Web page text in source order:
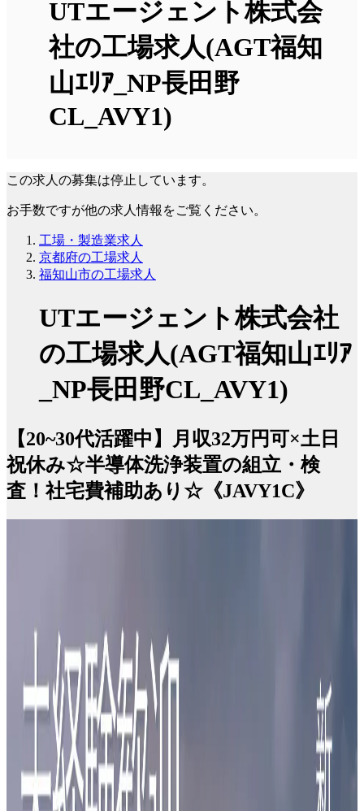
UTエージェント株式会
社の工場求人(AGT福知
山ｴﾘｱ_NP長田野
CL_AVY1)
この求人の募集は停止しています。
お手数ですが他の求人情報をご覧ください。
工場・製造業求人
京都府の工場求人
福知山市の工場求人
UTエージェント株式会社
の工場求人(AGT福知山ｴﾘｱ
_NP長田野CL_AVY1)
【20~30代活躍中】月収32万円可×土日
祝休み☆半導体洗浄装置の組立・検
査！社宅費補助あり☆《JAVY1C》